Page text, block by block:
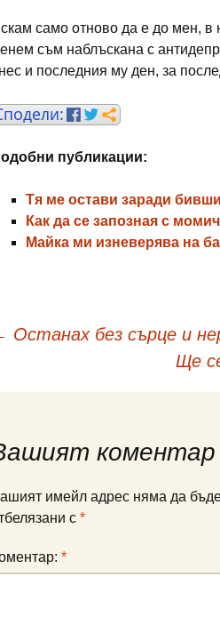
само отново да е до мен, в
съм наблъскана с
и последния му ден, за
публикации:
Тя ме остави заради
Как да се запозная с
Майка ми изневерява на
Останах без сърце и
Ще
коментар
имейл адрес няма да
с *
*